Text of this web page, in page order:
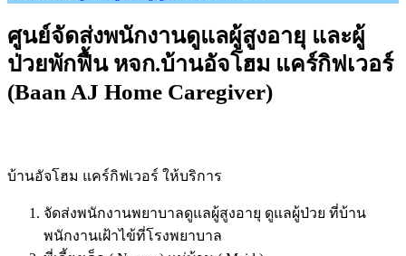
ศูนย์จัดส่งพนักงานดูแลผู้สูงอายุ และผู้
ป่วยพักฟื้น หจก.บ้านอัจโฮม แคร์กิฟเวอร์
(Baan AJ Home Caregiver)
บ้านอัจโฮม แคร์กิฟเวอร์ ให้บริการ
จัดส่งพนักงานพยาบาลดูแลผู้สูงอายุ ดูแลผู้ป่วย ที่บ้าน
พนักงานเฝ้าไข้ที่โรงพยาบาล